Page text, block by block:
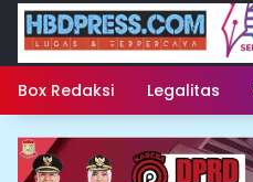
Langsung
konten
Box Redaksi Legalitas